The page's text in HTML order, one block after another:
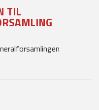
TIL